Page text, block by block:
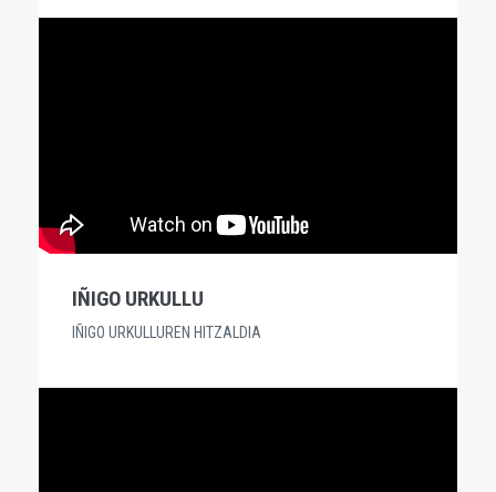
IÑIGO URKULLU
IÑIGO URKULLUREN HITZALDIA